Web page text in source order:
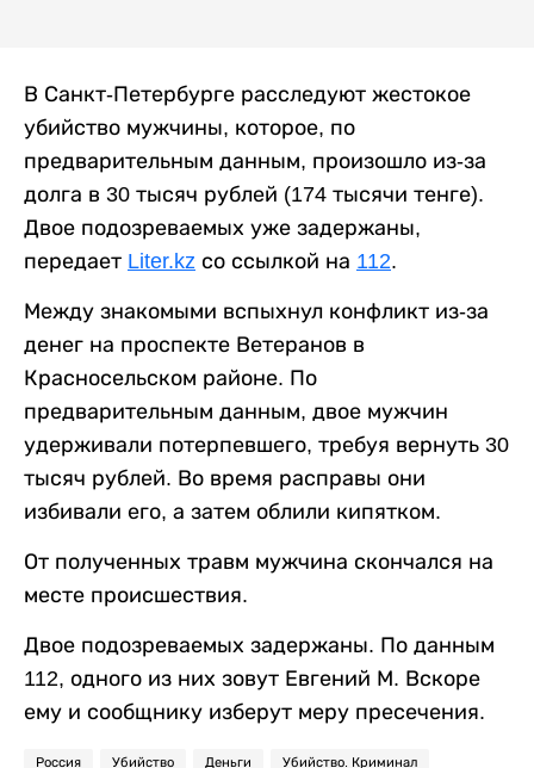
В Санкт-Петербурге расследуют жестокое
убийство мужчины, которое, по
предварительным данным, произошло из-за
долга в 30 тысяч рублей (174 тысячи тенге).
Двое подозреваемых уже задержаны,
передает Liter.kz со ссылкой на 112.
Между знакомыми вспыхнул конфликт из-за
денег на проспекте Ветеранов в
Красносельском районе. По
предварительным данным, двое мужчин
удерживали потерпевшего, требуя вернуть 30
тысяч рублей. Во время расправы они
избивали его, а затем облили кипятком.
От полученных травм мужчина скончался на
месте происшествия.
Двое подозреваемых задержаны. По данным
112, одного из них зовут Евгений М. Вскоре
ему и сообщнику изберут меру пресечения.
Россия Убийство Деньги Убийство. Криминал